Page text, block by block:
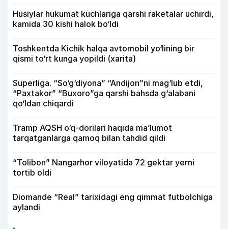
Husiylar hukumat kuchlariga qarshi raketalar uchirdi,
kamida 30 kishi halok bo‘ldi
Toshkentda Kichik halqa avtomobil yo‘lining bir
qismi to‘rt kunga yopildi (xarita)
Superliga. “So‘g‘diyona” “Andijon”ni mag‘lub etdi,
“Paxtakor” “Buxoro”ga qarshi bahsda g‘alabani
qo‘ldan chiqardi
Tramp AQSH o‘q-dorilari haqida ma’lumot
tarqatganlarga qamoq bilan tahdid qildi
“Tolibon” Nangarhor viloyatida 72 gektar yerni
tortib oldi
Diomande “Real” tarixidagi eng qimmat futbolchiga
aylandi